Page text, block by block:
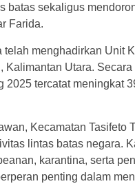
batas sekaligus
Farida.
menghadirkan Unit
Utara.
tercatat meningkat
Kecamatan Tasifeto
lintas batas negara.
karantina, serta
penting dalam